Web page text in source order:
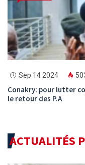
Sep 14 2024
Conakry: pour lutter
le retour des P.A
ACTUALITÉS